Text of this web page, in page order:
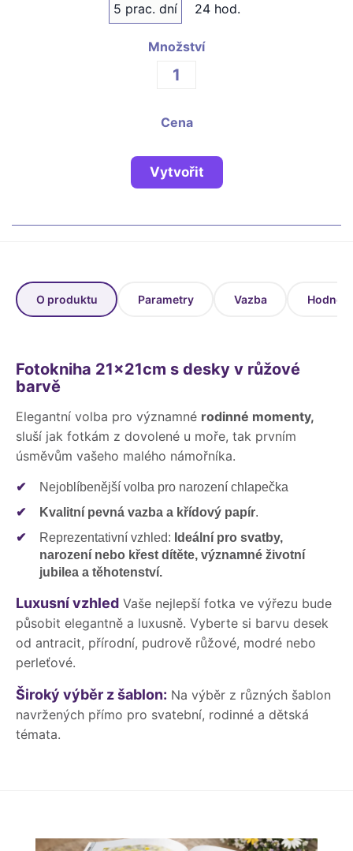
Hrnky, magnety, trička…
Rady a kontakty
5 prac. dní 24 hod.
Množství
Cena
Vytvořit
O produktu Parametry Vazba
Fotokniha 21x21cm s desky v růžové
barvě
Elegantní volba pro významné rodinné momenty,
sluší jak fotkám z dovolené u moře, tak prvním
úsměvům vašeho malého námořníka.
✔
Nejoblíbenější volba pro narození chlapečka
✔
Kvalitní pevná vazba a křídový papír.
✔
Reprezentativní vzhled: Ideální pro svatby,
narození nebo křest dítěte, významné životní
jubilea a těhotenství.
Luxusní vzhled Vaše nejlepší fotka ve výřezu bude
působit elegantně a luxusně. Vyberte si barvu desek
od antracit, přírodní, pudrově růžové, modré nebo
perleťové.
Široký výběr z šablon: Na výběr z různých šablon
navržených přímo pro svatební, rodinné a dětská
témata.